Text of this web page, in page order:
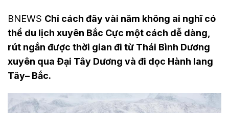
BNEWS Chỉ cách đây vài năm không ai nghĩ có
thể du lịch xuyên Bắc Cực một cách dễ dàng,
rút ngắn được thời gian đi từ Thái Bình Dương
xuyên qua Đại Tây Dương và đi dọc Hành lang
Tây– Bắc.